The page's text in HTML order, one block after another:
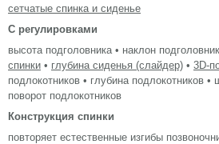
сетчатые спинка и сиденье
С регулировками
высота подголовника • наклон
спинки • глубина сиденья (слайдер) • 3D-
подлокотников • глубина подлокотников •
поворот подлокотников
Конструкция спинки
повторяет естественные изгибы